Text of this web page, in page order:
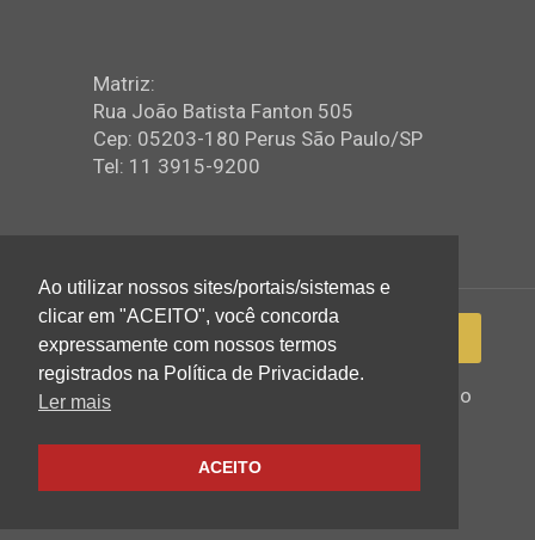
Matriz:
Rua João Batista Fanton 505
Cep: 05203-180 Perus São Paulo/SP
Tel: 11 3915-9200
2022 © Igreja Assembleia de Deus Ministério
Ao utilizar nossos sites/portais/sistemas e
clicar em "ACEITO", você concorda
expressamente com nossos termos
registrados na Política de Privacidade.
Ler mais
ACEITO